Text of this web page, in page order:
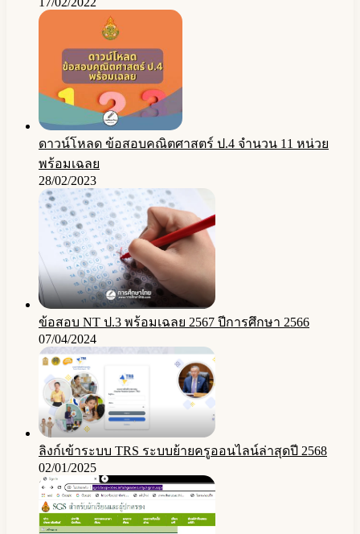
ดาวน์โหลด ข้อสอบคณิตศาสตร์ ป.4 จำนวน 11 หน่วย
พร้อมเฉลย
28/02/2023
ข้อสอบ NT ป.3 พร้อมเฉลย 2567 ปีการศึกษา 2566
07/04/2024
ลิงก์เข้าระบบ TRS ระบบย้ายครูออนไลน์ล่าสุดปี 2568
02/01/2025